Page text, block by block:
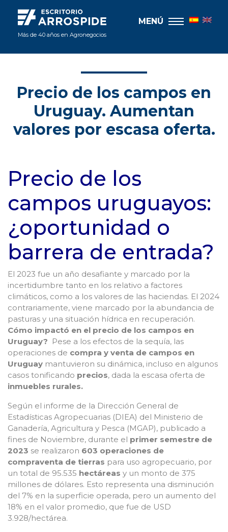
Más de 40 años en Agronegocios
MENÚ
Precio de los campos en
Uruguay. Aumentan
valores por escasa oferta.
Precio de los
campos uruguayos:
¿oportunidad o
barrera de entrada?
El 2023 fue un año desafiante y marcado por la
incertidumbre tanto en los relativo a factores
climáticos, como a los valores de las haciendas. El 2024
contrariamente, viene marcado por la abundancia de
pasturas y una situación hídrica en recuperación.
Cómo impactó en el precio de los campos en
Uruguay? Pese a los efectos de la sequía, las
operaciones de compra y venta de campos en
Uruguay mantuvieron su dinámica, incluso en algunos
casos tonificando precios, dada la escasa oferta de
inmuebles rurales.
Según el informe de la Dirección General de
Estadísticas Agropecuarias (DIEA) del Ministerio de
Ganadería, Agricultura y Pesca (MGAP), publicado a
fines de Noviembre, durante el primer semestre de
2023 se realizaron 603 operaciones de
compraventa de tierras para uso agropecuario, por
un total de 95.535 hectáreas y un monto de 375
millones de dólares. Esto representa una disminución
del 7% en la superficie operada, pero un aumento del
18% en el valor promedio, que fue de USD
3.928/hectárea.